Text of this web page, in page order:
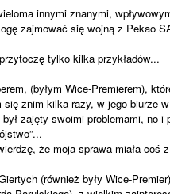
innymi znanymi,
zajmować się wojną z Pekao
tylko kilka przykładów...
(byłym Wice-Premierem),
się znim kilka razy, w jego biurze
zajęty swoimi problemami, no
że moja sprawa miała coś
(również były Wice-